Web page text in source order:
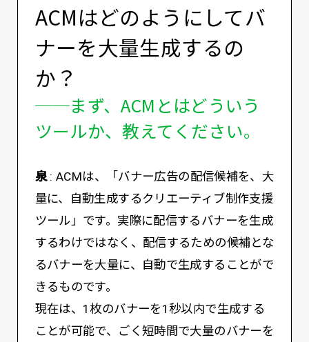
ACMはどのようにしてバ
ナーを大量生成するの
か？
──まず、ACMとはどういう
ツールか、教えてください。
泉: ACMは、「バナー広告の配信候補を、大
量に、自動生成するクリエーティブ制作支援
ツール」です。実際に配信するバナーを生成
するわけではなく、配信するための候補とな
るバナーを大量に、自動で生成することがで
きるものです。
現在は、1枚のバナーを1秒以内で生成する
ことが可能で、ごく短時間で大量のバナーを